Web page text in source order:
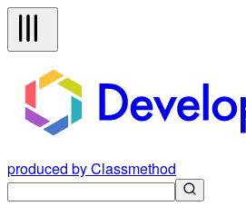
produced by Classmethod